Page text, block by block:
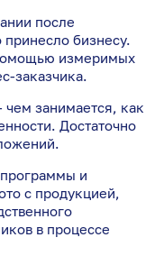
после
принесло бизнесу.
измеримых
заказчика.
чем занимается, как
Достаточно
и
с продукцией,
в процессе